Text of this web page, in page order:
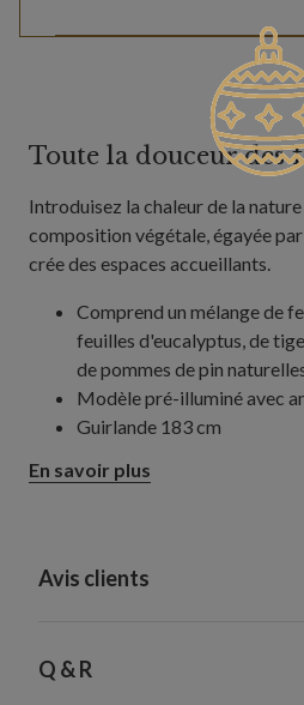
Toute la douceur des
Introduisez la chaleur de la
composition végétale, égayée
crée des espaces accueillants.
Comprend un mélange de
feuilles d'eucalyptus, de
de pommes de pin
Modèle pré-illuminé avec
Guirlande 183 cm
Fonctionne avec 2
Convient à une utilisation en
mois maximum par an.
En savoir plus
Avis clients
Q & R